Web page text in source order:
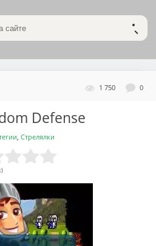
1 750 0
Defense
Стрелялки